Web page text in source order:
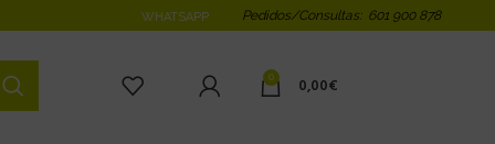
WHATSAPP Pedidos/Consultas: 601 900 878
0 0,00€